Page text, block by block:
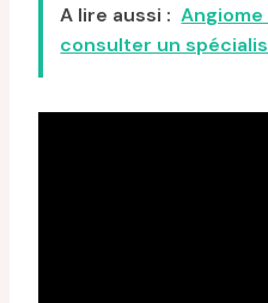
A lire aussi :
consulter un